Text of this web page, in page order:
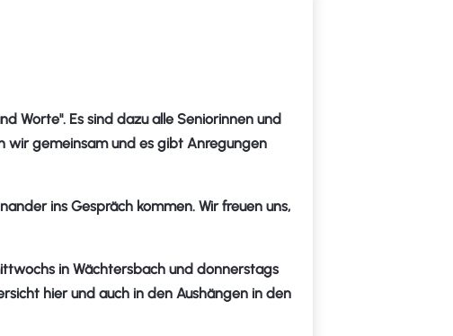
Worte". Es sind dazu alle Seniorinnen und
wir gemeinsam und es gibt Anregungen
ins Gespräch kommen. Wir freuen uns,
in Wächtersbach und donnerstags
hier und auch in den Aushängen in den